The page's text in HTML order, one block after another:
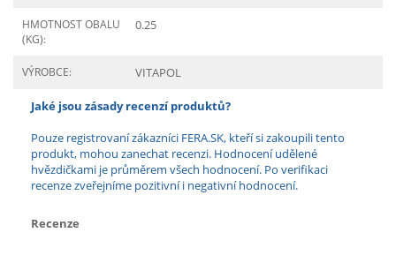
HMOTNOST OBALU
(KG):
0.25
VÝROBCE: VITAPOL
Jaké jsou zásady recenzí produktů?
Pouze registrovaní zákazníci FERA.SK, kteří si zakoupili tento
produkt, mohou zanechat recenzi. Hodnocení udělené
hvězdičkami je průměrem všech hodnocení. Po verifikaci
recenze zveřejníme pozitivní i negativní hodnocení.
Recenze